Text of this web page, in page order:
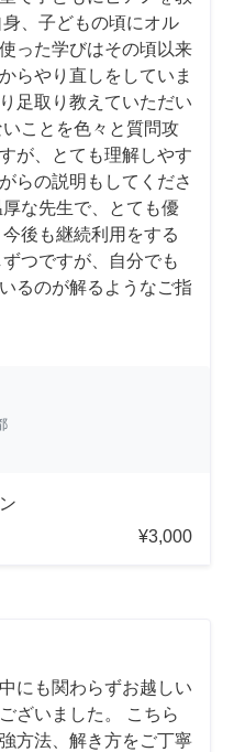
、子どもの頃にオル
った学びはその頃以来
らやり直しをしていま
足取り教えていただい
ことを色々と質問攻
が、とても理解しやす
らの説明もしてくださ
な先生で、とても優
後も継続利用をする
つですが、自分でも
るのが解るようなご指
¥3,000
にも関わらずお越しい
ざいました。 こちら
方法、解き方をご丁寧